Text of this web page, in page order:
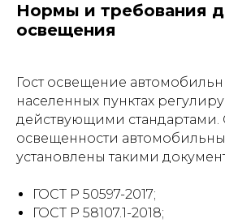
Нормы и требования
освещения
Гост освещение
населенных пунктах
действующими
освещенности
установлены такими
ГОСТ Р 50597-2017;
ГОСТ Р 58107.1-2018;